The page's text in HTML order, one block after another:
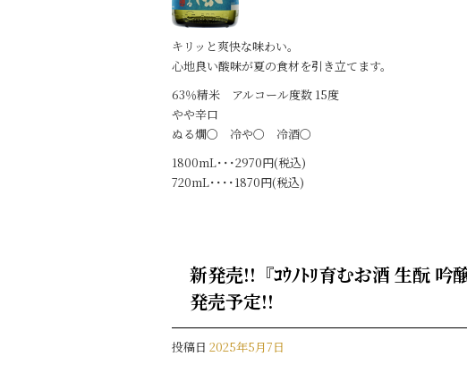
キリッと爽快な味わい。
心地良い酸味が夏の食材を引き立てます。
63％精米 アルコール度数 15度
やや辛口
ぬる燗〇 冷や〇 冷酒〇
1800mL･･･2970円(税込)
720mL････1870円(税込)
新発売!!『ｺｳﾉﾄﾘ育むお酒 生酛 吟
発売予定!!
投稿日 2025年5月7日